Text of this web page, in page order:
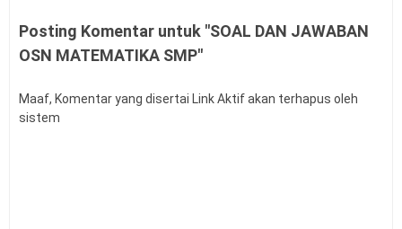
Latihan Soal OSN Matematika SMP tahun 2025
LATIHAN SOAL OSN IPS SMP TAHUN 2025
Posting Komentar untuk "SOAL DAN JAWABAN
OSN MATEMATIKA SMP"
Maaf, Komentar yang disertai Link Aktif akan terhapus oleh
sistem